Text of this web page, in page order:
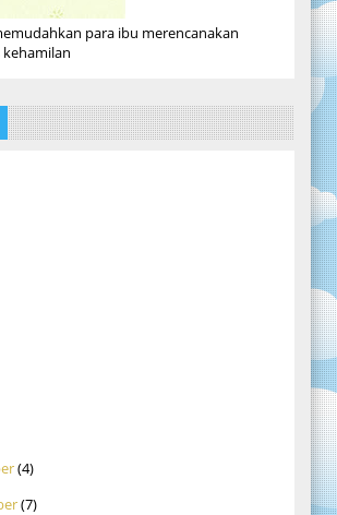
para ibu merencanakan
kehamilan
(4)
(7)